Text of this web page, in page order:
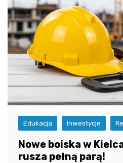
Edukacja Inwestycje
Nowe boiska w
rusza pełną parą!